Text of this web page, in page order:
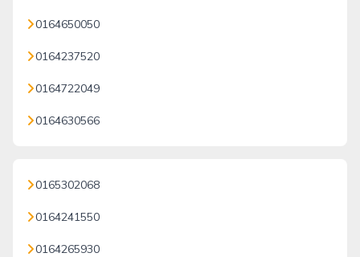
0164650050
0164237520
0164722049
0164630566
0165302068
0164241550
0164265930